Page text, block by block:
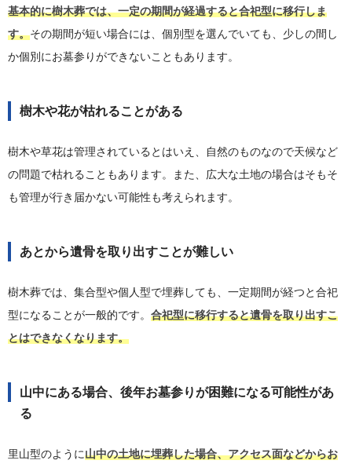
基本的に樹木葬では、一定の期間が経過すると合祀型に移行しま
す。その期間が短い場合には、個別型を選んでいても、少しの間し
か個別にお墓参りができないこともあります。
樹木や花が枯れることがある
樹木や草花は管理されているとはいえ、自然のものなので天候など
の問題で枯れることもあります。また、広大な土地の場合はそもそ
も管理が行き届かない可能性も考えられます。
あとから遺骨を取り出すことが難しい
樹木葬では、集合型や個人型で埋葬しても、一定期間が経つと合祀
型になることが一般的です。 合祀型に移行すると遺骨を取り出すこ
とはできなくなります。
山中にある場合、後年お墓参りが困難になる可能性があ
る
里山型のように山中の土地に埋葬した場合、アクセス面などからお